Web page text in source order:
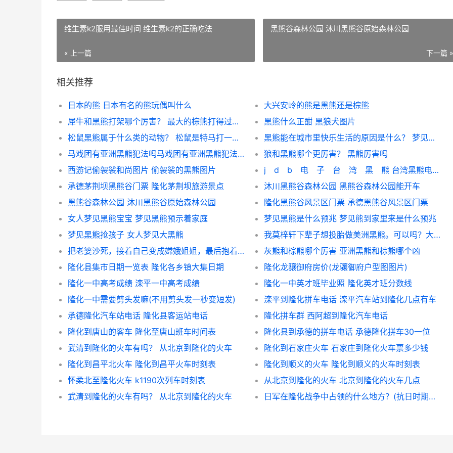
维生素k2服用最佳时间 维生素k2的正确吃法
« 上一篇
黑熊谷森林公园 沐川黑熊谷原始森林公园
下一篇 »
相关推荐
日本的熊 日本有名的熊玩偶叫什么
大兴安岭的熊是黑熊还是棕熊
犀牛和黑熊打架哪个厉害？ 最大的棕熊打得过犀牛吗
黑熊什么正酣 黑狼犬图片
松鼠黑熊属于什么类的动物？ 松鼠是特马打一动物
黑熊能在城市里快乐生活的原因是什么？ 梦见黑熊袭击自己
马戏团有亚洲黑熊犯法吗马戏团有亚洲黑熊犯法吗？ 马戏团的动物不违法吗
狼和黑熊哪个更厉害？ 黑熊厉害吗
西游记偷袈裟和尚图片 偷袈裟的黑熊图片
j d b 电 子 台 湾 黑 熊 台湾黑熊电子游戏
承德茅荆坝黑熊谷门票 隆化茅荆坝旅游景点
沐川黑熊谷森林公园 黑熊谷森林公园能开车
黑熊谷森林公园 沐川黑熊谷原始森林公园
隆化黑熊谷风景区门票 承德黑熊谷风景区门票
女人梦见黑熊宝宝 梦见黑熊预示着家庭
梦见黑熊是什么预兆 梦见熊到家里来是什么预兆
梦见黑熊抢孩子 女人梦见大黑熊
我莫梓轩下辈子想投胎做美洲黑熊。可以吗？大家？ 人的下辈子会投胎吗
把老婆沙死，接着自己变成嫦娥姐姐，最后抱着玉兔去向观音姐姐求婚，她会安排黑熊精干什么呢？为什么？
灰熊和棕熊哪个厉害 亚洲黑熊和棕熊哪个凶
隆化县集市日期一览表 隆化各乡镇大集日期
隆化龙骧御府房价(龙骧御府户型图图片)
隆化一中高考成绩 滦平一中高考成绩
隆化一中英才班毕业照 隆化英才班分数线
隆化一中需要剪头发嘛(不用剪头发一秒变短发)
滦平到隆化拼车电话 滦平汽车站到隆化几点有车
承德隆化汽车站电话 隆化县客运站电话
隆化拼车群 西阿超到隆化汽车电话
隆化到唐山的客车 隆化至唐山班车时间表
隆化县到承德的拼车电话 承德隆化拼车30一位
武清到隆化的火车有吗？ 从北京到隆化的火车
隆化到石家庄火车 石家庄到隆化火车票多少钱
隆化到昌平北火车 隆化到昌平火车时刻表
隆化到顺义的火车 隆化到顺义的火车时刻表
怀柔北至隆化火车 k1190次列车时刻表
从北京到隆化的火车 北京到隆化的火车几点
武清到隆化的火车有吗？ 从北京到隆化的火车
日军在隆化战争中占领的什么地方？(抗日时期日本人占领了哪些地方，包括县镇)